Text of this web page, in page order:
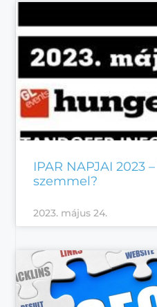
IPAR NAPJAI 2023
szemmel?
2023. május 24.